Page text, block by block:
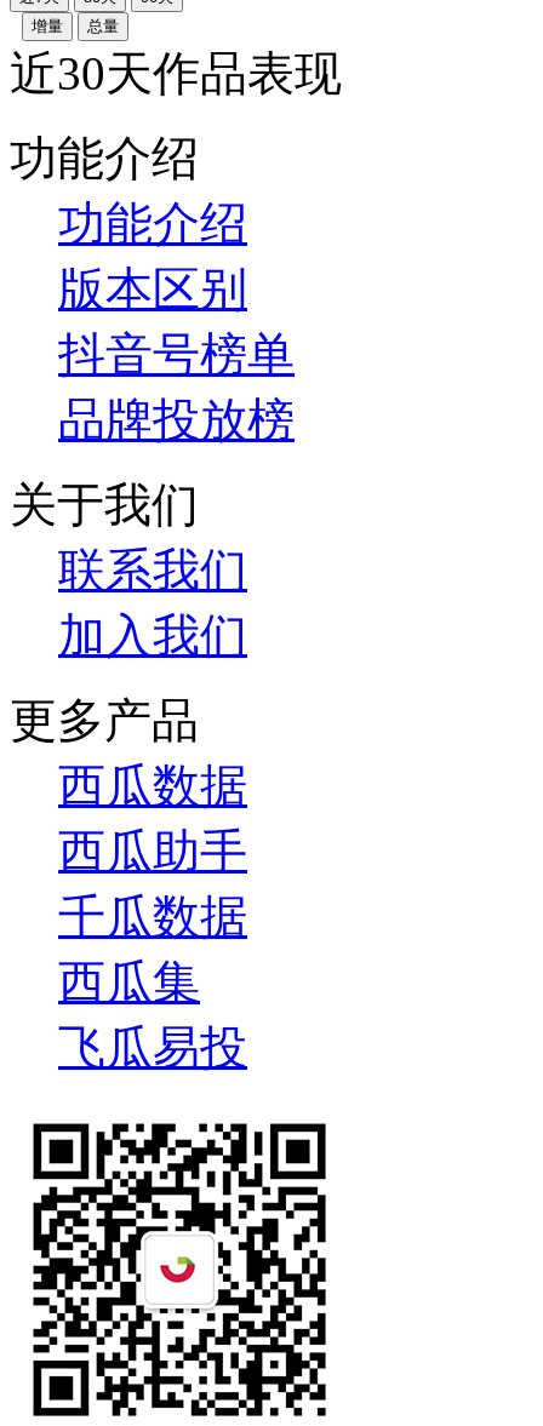
增量
总量
近30天作品表现
功能介绍
功能介绍
版本区别
抖音号榜单
品牌投放榜
关于我们
联系我们
加入我们
更多产品
西瓜数据
西瓜助手
千瓜数据
西瓜集
飞瓜易投